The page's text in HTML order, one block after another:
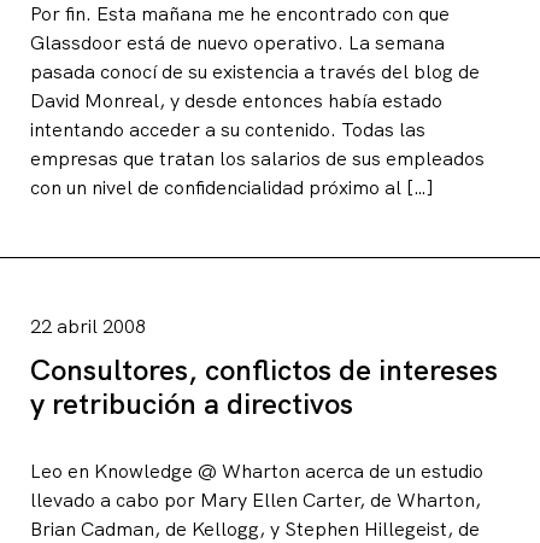
Por fin. Esta mañana me he encontrado con que
Glassdoor está de nuevo operativo. La semana
pasada conocí de su existencia a través del blog de
David Monreal, y desde entonces había estado
intentando acceder a su contenido. Todas las
empresas que tratan los salarios de sus empleados
con un nivel de confidencialidad próximo al […]
22 abril 2008
Consultores, conflictos de intereses
y retribución a directivos
Leo en Knowledge @ Wharton acerca de un estudio
llevado a cabo por Mary Ellen Carter, de Wharton,
Brian Cadman, de Kellogg, y Stephen Hillegeist, de